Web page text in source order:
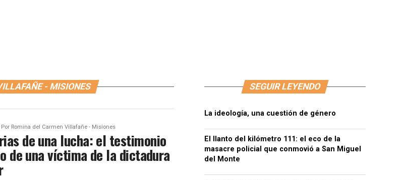
- MISIONES
Por Romina del Carmen Villafañe - Misiones
de una lucha: el testimonio
de una víctima de la dictadura
SEGUIR LEYENDO
La ideología, una cuestión de género
El llanto del kilómetro 111: el eco de la
masacre policial que conmovió a San Miguel
del Monte